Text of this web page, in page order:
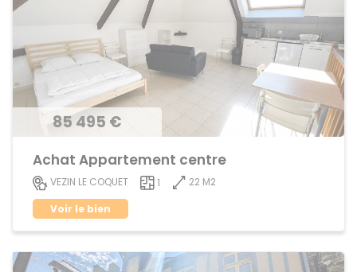
85 495 €
Achat Appartement centre
VEZIN LE COQUET 1
22 M2
Voir le bien